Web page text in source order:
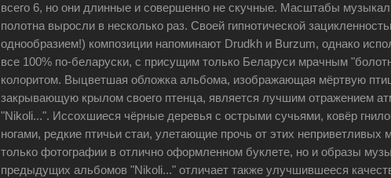
всего 6, но они длинные и совершенно не скучные. Масштабы
полотна выросли в несколько раз. Своей гипнотической
однообразием!) композиции напоминают Drudkh и Burzum, однако
все 100% по-беларуски, с присущим только Беларуси мрачным
колоритом. Выцветшая обложка альбома, изображающая мёртвую
закрывающую крылом своего птенца, является лучшим отражением
"Nikoli...". Иссохшиеся чёрные деревья с острыми сучьями, ковёр
ногами, редкие птичьи стаи, улетающие прочь от этих неприветливых
только фотографии в отлично оформленном буклете, но и образы
предыдущих альбомов "Nikoli..." отличает также улучшившееся